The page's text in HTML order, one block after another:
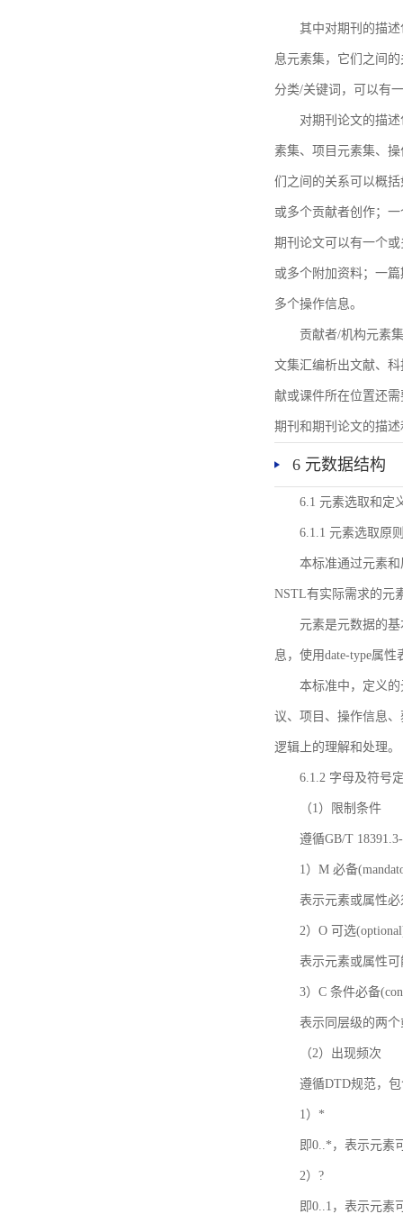
其中对期刊的描
息元素集，它们之间
分类/关键词，可以有
对期刊论文的描
素集、项目元素集、
们之间的关系可以概
或多个贡献者创作；
期刊论文可以有一个
或多个附加资料；一
多个操作信息。
贡献者/机构元素
文集汇编析出文献、
献或课件所在位置还
期刊和期刊论文的描
6 元数据结构
6.1 元素选取和定
6.1.1 元素选取原
本标准通过元素
NSTL有实际需求的元
元素是元数据的
息，使用date-type属
本标准中，定义
议、项目、操作信息
逻辑上的理解和处理。
6.1.2 字母及符号
（1）限制条件
遵循GB/T
1）M 必备
表示元素或属性
2）O 可选
表示元素或属性
3）C 条件必备
表示同层级的两
（2）出现频次
遵循DTD规范，
1）*
即0..*，表示元素
2）?
即0..1，表示元素